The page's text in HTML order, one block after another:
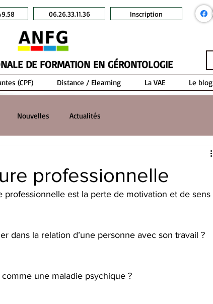
06.26.33.11.36 Inscription
DE FORMATION EN GÉRONTOLOGIE
(CPF) Distance / Elearning La VAE Le blog
Nouvelles Actualités
professionnelle
professionnelle est la perte de motivation et de sens
dans la relation d’une personne avec son travail ?
une maladie psychique ?